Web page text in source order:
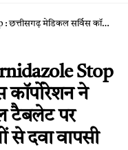
टैबलेट पर लगाई रोक: सभी अस्पतालों से दवा वापसी का आदेश
Stop
ने
टैबलेट पर
से दवा वापसी